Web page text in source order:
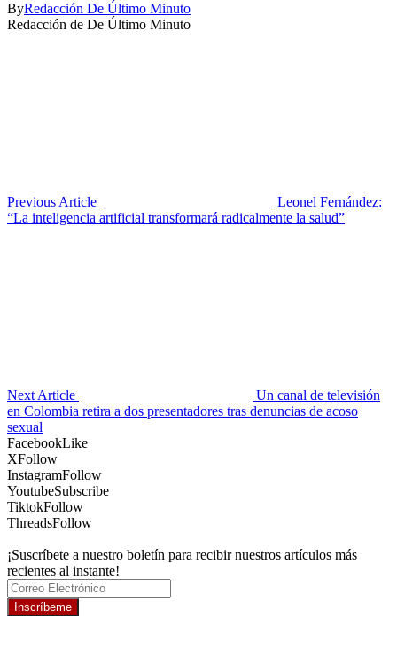
ByRedacción De Último Minuto
Redacción de De Último Minuto
Previous Article
Leonel Fernández:
“La inteligencia artificial transformará radicalmente la salud”
Next Article
Un canal de televisión
en Colombia retira a dos presentadores tras denuncias de acoso
sexual
FacebookLike
XFollow
InstagramFollow
YoutubeSubscribe
TiktokFollow
ThreadsFollow
¡Suscríbete a nuestro boletín para recibir nuestros artículos más
recientes al instante!
Inscríbeme